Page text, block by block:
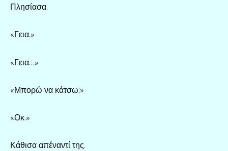
Πλησίασα.
«Γεια.»
«Γεια…»
«Μπορώ να κάτσω;»
«Οκ.»
Κάθισα απέναντί της.